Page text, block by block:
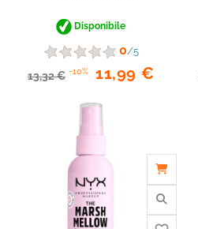
Disponibile
0/5
13,32 € -10% 11,99 €